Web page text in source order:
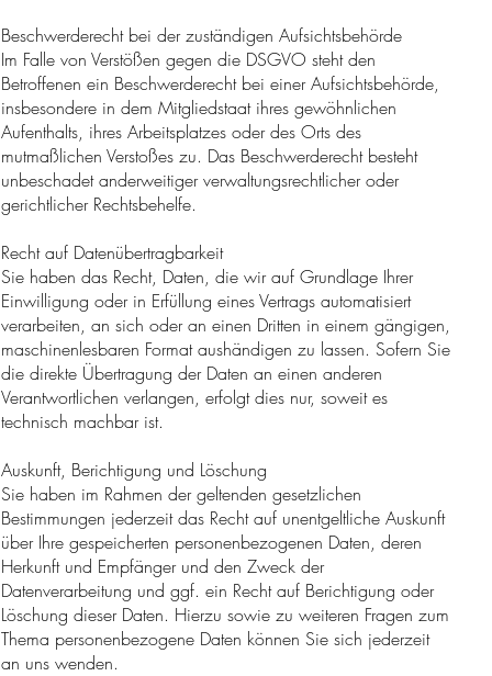
Beschwerderecht bei der zuständigen Aufsichtsbehörde
Im Falle von Verstößen gegen die DSGVO steht den
Betroffenen ein Beschwerderecht bei einer Aufsichtsbehörde,
insbesondere in dem Mitgliedstaat ihres gewöhnlichen
Aufenthalts, ihres Arbeitsplatzes oder des Orts des
mutmaßlichen Verstoßes zu. Das Beschwerderecht besteht
unbeschadet anderweitiger verwaltungsrechtlicher oder
gerichtlicher Rechtsbehelfe.
Recht auf Datenübertragbarkeit
Sie haben das Recht, Daten, die wir auf Grundlage Ihrer
Einwilligung oder in Erfüllung eines Vertrags automatisiert
verarbeiten, an sich oder an einen Dritten in einem gängigen,
maschinenlesbaren Format aushändigen zu lassen. Sofern Sie
die direkte Übertragung der Daten an einen anderen
Verantwortlichen verlangen, erfolgt dies nur, soweit es
technisch machbar ist.
Auskunft, Berichtigung und Löschung
Sie haben im Rahmen der geltenden gesetzlichen
Bestimmungen jederzeit das Recht auf unentgeltliche Auskunft
über Ihre gespeicherten personenbezogenen Daten, deren
Herkunft und Empfänger und den Zweck der
Datenverarbeitung und ggf. ein Recht auf Berichtigung oder
Löschung dieser Daten. Hierzu sowie zu weiteren Fragen zum
Thema personenbezogene Daten können Sie sich jederzeit
an uns wenden.